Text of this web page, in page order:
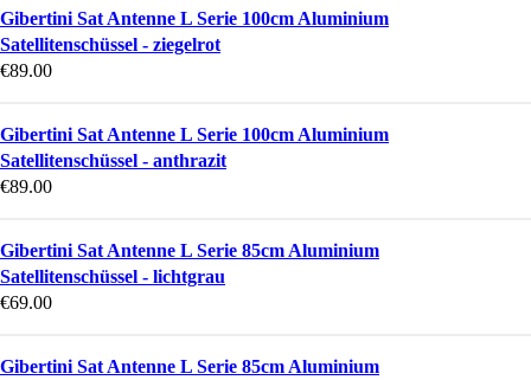
Gibertini Sat Antenne L Serie 100cm Aluminium
Satellitenschüssel - ziegelrot
€89.00
Gibertini Sat Antenne L Serie 100cm Aluminium
Satellitenschüssel - anthrazit
€89.00
Gibertini Sat Antenne L Serie 85cm Aluminium
Satellitenschüssel - lichtgrau
€69.00
Gibertini Sat Antenne L Serie 85cm Aluminium